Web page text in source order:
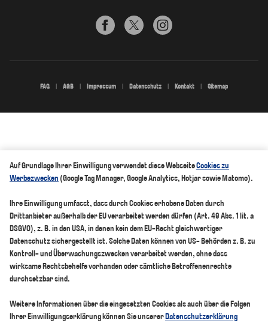
FAQ AGB Impressum Datenschutz Kontakt Sitemap
Auf Grundlage Ihrer Einwilligung verwendet diese WebseiteCookies zu
Werbezwecken (Google Tag Manager, Google Analytics, Hotjar sowie Matomo).
Ihre Einwilligung umfasst, dass durch Cookies erhobene Daten durch
Drittanbieter außerhalb der EU verarbeitet werden dürfen (Art. 49 Abs. 1 lit. a
DSGVO), z. B. in den USA, in denen kein dem EU-Recht gleichwertiger
Datenschutz sichergestellt ist. Solche Daten können von US- Behörden z. B. zu
Kontroll- und Überwachungszwecken verarbeitet werden, ohne dass
wirksame Rechtsbehelfe vorhanden oder sämtliche Betroffenenrechte
durchsetzbar sind.
Weitere Informationen über die eingesetzten Cookies als auch über die Folgen
Ihrer Einwilligungserklärung können Sie unserer Datenschutzerklärung